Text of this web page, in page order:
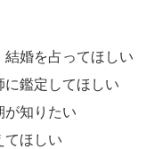
結婚を占ってほしい
に鑑定してほしい
が知りたい
てほしい